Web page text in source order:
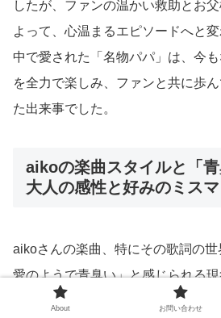
したが、ファンの温かい救助とお
よって、心温まるエピソードへと
中で愛された「名物パパ」は、今
を全力で楽しみ、ファンと共に歩
た出来事でした。
aikoの楽曲スタイルと「青
大人の感性と好みのミス
aikoさんの楽曲、特にその歌詞の
愛のようで青臭い」と感じられる
あります。彼女の歌詞は、具体的
About お問い合わせ